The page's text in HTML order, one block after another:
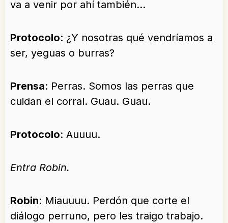
va a venir por ahí también…
Protocolo: ¿Y nosotras qué vendríamos a
ser, yeguas o burras?
Prensa: Perras. Somos las perras que
cuidan el corral. Guau. Guau.
Protocolo: Auuuu.
Entra Robin.
Robin: Miauuuu. Perdón que corte el
diálogo perruno, pero les traigo trabajo.